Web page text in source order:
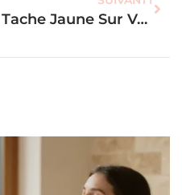
Tache Jaune Sur Vêtement Blanc : Les 7 Solutions Pour Retrouver L’éclat